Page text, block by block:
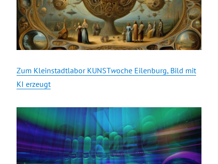
Zum Kleinstadtlabor KUNSTwoche Eilenburg, Bild mit
KI erzeugt